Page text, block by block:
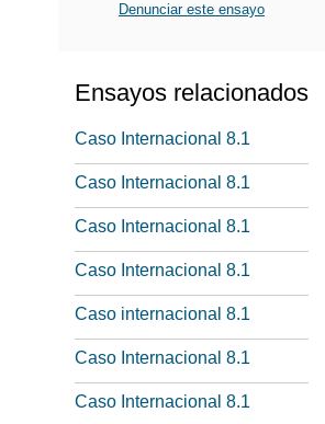
Denunciar este ensayo
Ensayos relacionados
Caso Internacional 8.1
Caso Internacional 8.1
Caso Internacional 8.1
Caso Internacional 8.1
Caso internacional 8.1
Caso Internacional 8.1
Caso Internacional 8.1